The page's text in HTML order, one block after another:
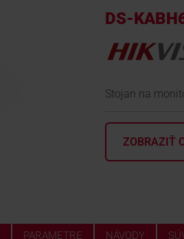
DS-
Stojan na
ZOBRAZIŤ
PARAMETRE NÁVODY